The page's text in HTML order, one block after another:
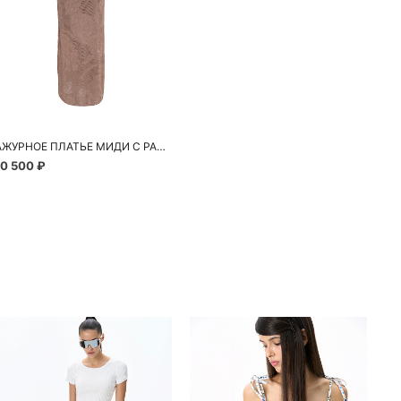
АЖУРНОЕ ПЛАТЬЕ МИДИ С РАСТИТЕЛЬНЫМ ОРНАМЕНТОМ
500 ₽